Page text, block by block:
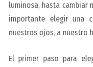
luminosa, hasta cambiar
importante elegir una
nuestros ojos, a nuestro
El primer paso para